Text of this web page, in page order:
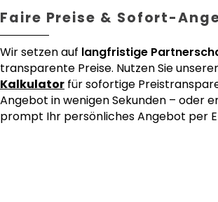
Faire Preise & Sofort-
Wir setzen auf langfristige
transparente Preise. Nutzen Sie
Kalkulator für sofortige
Angebot in wenigen Sekunden – oder
prompt Ihr persönliches Angebot per